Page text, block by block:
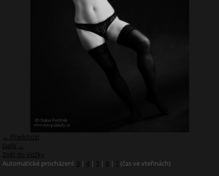
← Předchozí
Další →
Zpět do složky
Automatické procházení: 3 | 4 | 5 | 6 | 7 (čas ve vteřinách)